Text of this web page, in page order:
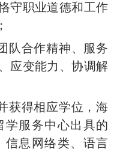
守职业道德和工作
；
队合作精神、服务
应变能力、协调解
获得相应学位，海
学服务中心出具的
信息网络类、语言